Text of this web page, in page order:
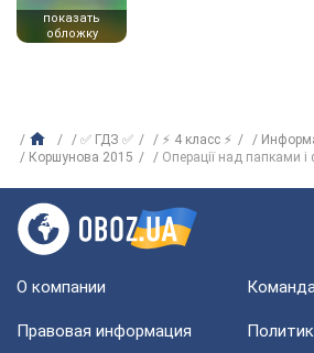
показать
обложку
✅ ГДЗ ✅ ⚡ 4 класс ⚡
Коршунова 2015
Операції над папками
О компании
Правовая информация